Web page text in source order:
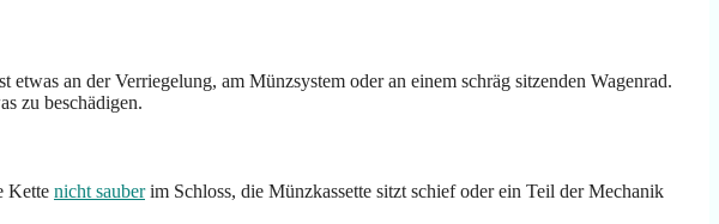
an der Verriegelung, am Münzsystem oder an einem schräg sitzenden Wagenrad.
zu beschädigen.
Kette nicht sauberim Schloss, die Münzkassette sitzt schief oder ein Teil der Mechanik